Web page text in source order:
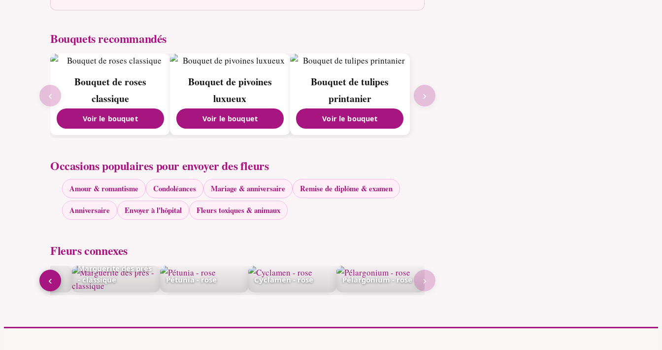
Bouquets recommandés
Bouquet de roses
classique
Voir le bouquet
Bouquet de pivoines
luxueux
Voir le bouquet
Bouquet de tulipes
printanier
Voir le bouquet
‹ ›
Occasions populaires pour envoyer des fleurs
Amour & romantisme Condoléances Mariage & anniversaire Remise de diplôme & examen
Anniversaire Envoyer à l'hôpital Fleurs toxiques & animaux
Fleurs connexes
Marguerite des prés
- classique
Pétunia - rose Cyclamen - rose Pélargonium - rose
‹ ›